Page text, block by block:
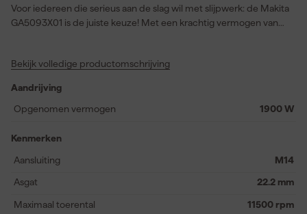
Voor iedereen die serieus aan de slag wil met slijpwerk: de Makita
GA5093X01 is de juiste keuze! Met een krachtig vermogen van
voor precisiewerk dankzij de M14 aansluiting en een
bouwkwaliteit van Makita betekent dat je kan rekenen op
duurzaamheid en betrouwbaarheid, terwijl de slimme functies
comfortabel ontwerp met een heropstartbeveiliging en softstart
afbramen of schuren bent, met de Makita GA5093X01 werk je
altijd met ultiem gemak en controle.
Bekijk volledige productomschrijving
Aandrijving
Opgenomen vermogen
1900 W
Kenmerken
Aansluiting
M14
Asgat 22.2 mm
Maximaal toerental 11500 rpm